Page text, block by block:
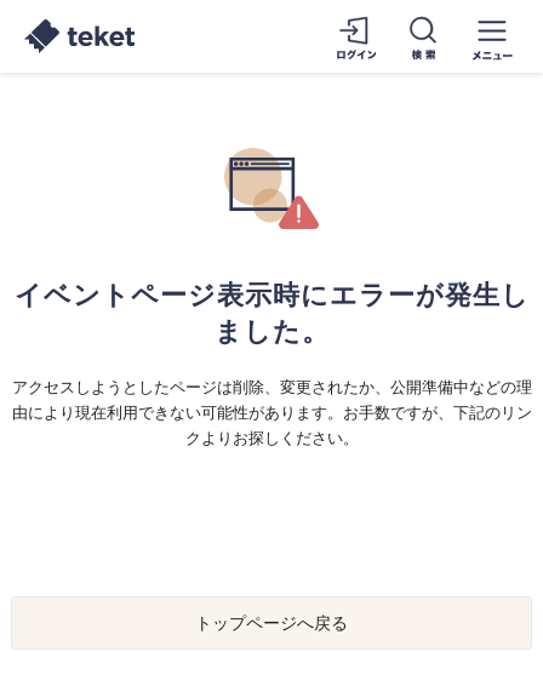
イベントページ表示時にエラーが発生し
ました。
アクセスしようとしたページは削除、変更されたか、公開準備中などの理
由により現在利用できない可能性があります。お手数ですが、下記のリン
クよりお探しください。
トップページへ戻る